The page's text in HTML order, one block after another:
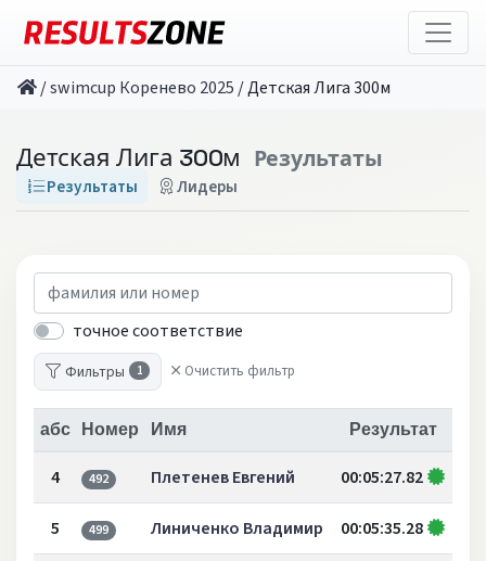
/swimcup Коренево 2025 /Детская Лига 300м
Детская Лига 300м Результаты
Результаты Лидеры
точное соответствие
Фильтры 1 Очистить фильтр
абс Номер Имя Результат
4 492 Плетенев Евгений 00:05:27.82
5 499 Линиченко Владимир 00:05:35.28